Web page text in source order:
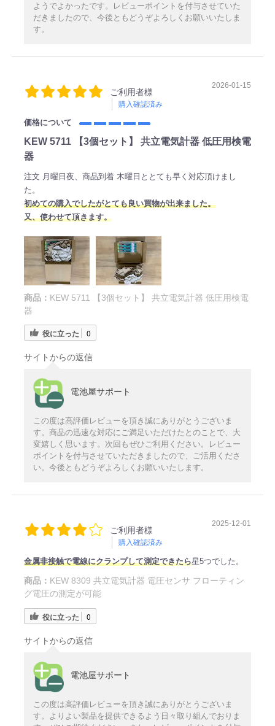
ようでよかったです。レビューポイントを付与させていた
だきましたので、今後ともどうぞよろしくお願いいたしま
す。
ご利用者様
購入確認済み
2026-01-15
価格について
KEW 5711 【3個セット】 共立電気計器 低圧用検電
器
注文 月曜日夜、商品到着 木曜日ととても早く対応頂けまし
た。
初めての購入でしたがとても良い買物が出来ました。
又、使わせて頂きます。
商品： KEW 5711 【3個セット】 共立電気計器 低圧用検電
器
役に立った 0
サイトからの返信
電池屋サポート
この度は高評価レビューを頂き誠にありがとうございま
す。商品の迅速な対応にご満足いただけたとのことで、大
変嬉しく思います。次回もぜひご利用ください。レビュー
ポイントを付与させていただきましたので、ご活用くださ
い。今後ともどうぞよろしくお願いいたします。
ご利用者様
購入確認済み
2025-12-01
金属非接触で電線にクランプして測定できたら星5つでした。
商品： KEW 8309 共立電気計器 電圧センサ フローティン
グ電圧の測定が可能
役に立った 0
サイトからの返信
電池屋サポート
この度は高評価レビューを頂き誠にありがとうございま
す。よりよい製品を提供できるよう日々取り組んでおりま